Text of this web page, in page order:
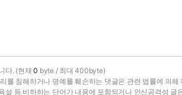
다. (현재0 byte / 최대 400byte)
를 침해하거나 명예를 훼손하는 댓글은 관련 법률에 의해
설 등 비하하는 단어가 내용에 포함되거나 인신공격성 글